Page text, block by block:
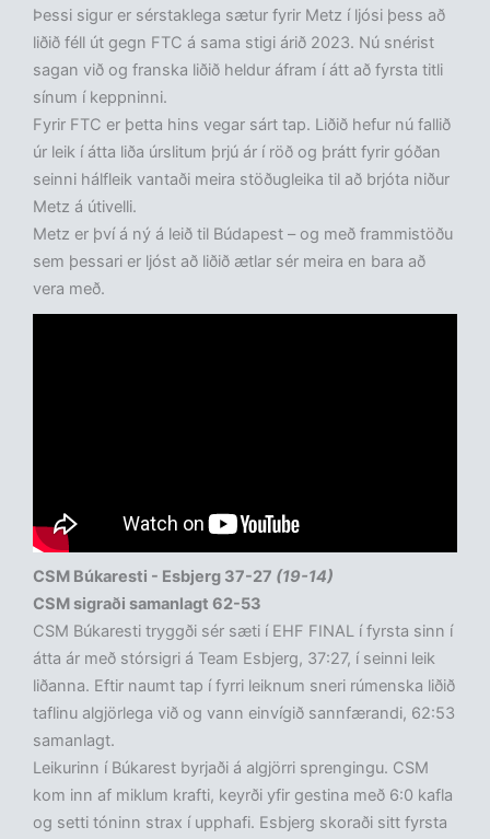
Þessi sigur er sérstaklega sætur fyrir Metz í ljósi þess að
liðið féll út gegn FTC á sama stigi árið 2023. Nú snérist
sagan við og franska liðið heldur áfram í átt að fyrsta titli
sínum í keppninni.
Fyrir FTC er þetta hins vegar sárt tap. Liðið hefur nú fallið
úr leik í átta liða úrslitum þrjú ár í röð og þrátt fyrir góðan
seinni hálfleik vantaði meira stöðugleika til að brjóta niður
Metz á útivelli.
Metz er því á ný á leið til Búdapest – og með frammistöðu
sem þessari er ljóst að liðið ætlar sér meira en bara að
vera með.
CSM Búkaresti - Esbjerg 37-27 (19-14)
CSM sigraði samanlagt 62-53
CSM Búkaresti tryggði sér sæti í EHF FINAL í fyrsta sinn í
átta ár með stórsigri á Team Esbjerg, 37:27, í seinni leik
liðanna. Eftir naumt tap í fyrri leiknum sneri rúmenska liðið
taflinu algjörlega við og vann einvígið sannfærandi, 62:53
samanlagt.
Leikurinn í Búkarest byrjaði á algjörri sprengingu. CSM
kom inn af miklum krafti, keyrði yfir gestina með 6:0 kafla
og setti tóninn strax í upphafi. Esbjerg skoraði sitt fyrsta